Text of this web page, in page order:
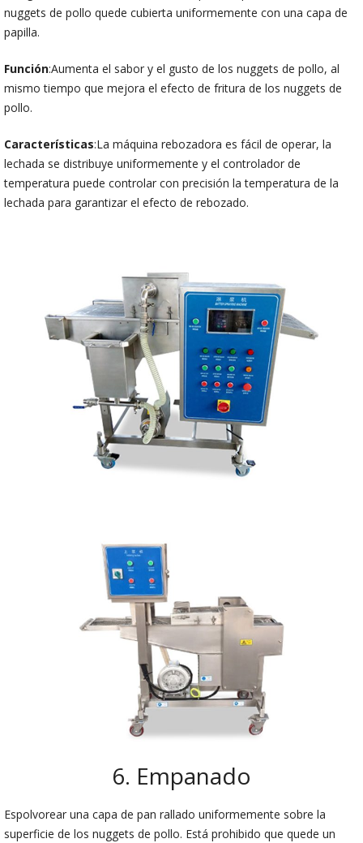
nuggets de pollo quede cubierta uniformemente con una capa de
papilla.
Función:Aumenta el sabor y el gusto de los nuggets de pollo, al
mismo tiempo que mejora el efecto de fritura de los nuggets de
pollo.
Características:La máquina rebozadora es fácil de operar, la
lechada se distribuye uniformemente y el controlador de
temperatura puede controlar con precisión la temperatura de la
lechada para garantizar el efecto de rebozado.
6. Empanado
Espolvorear una capa de pan rallado uniformemente sobre la
superficie de los nuggets de pollo. Está prohibido que quede un